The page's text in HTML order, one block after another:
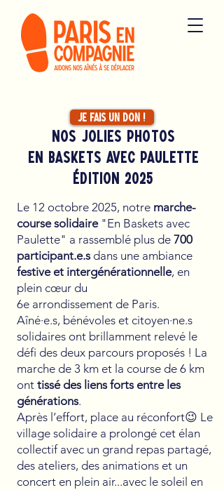
Je fais un don !
nos jolies photoS
en baskets avec paulettE
édition 2025
Le 12 octobre 2025, notre marche-
course solidaire"En Baskets avec
Paulette" a rassemblé plus de 700
participant.e.sdans une ambiance
festive et intergénérationnelle, en
plein cœur du
6e arrondissement de Paris.
Aîné·e.s, bénévoles et citoyen·ne.s
solidaires ont brillamment relevé le
défi des deux parcours proposés ! La
marche de 3 km et la course de 6 km
ont tissé des liens forts entre les
générations.
Après l’effort, place au réconfort😉 Le
village solidaire a prolongé cet élan
collectif avec un grand repas partagé,
des ateliers, des animations et un
concert en plein air...avec le soleil en